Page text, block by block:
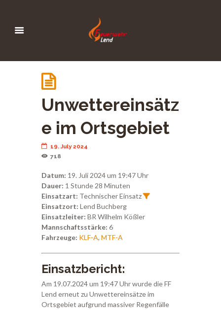
Unwettereinsätz
e im Ortsgebiet
19. July 2024
718
Datum: 19. Juli 2024 um 19:47 Uhr
Dauer: 1 Stunde 28 Minuten
Einsatzart: Technischer Einsatz
Einsatzort: Lend Buchberg
Einsatzleiter: BR Wilhelm Kößler
Mannschaftsstärke: 6
Fahrzeuge: KLF-A, MTF-A
Einsatzbericht:
Am 19.07.2024 um 19:47 Uhr wurde die FF
Lend erneut zu Unwettereinsätze im
Ortsgebiet aufgrund massiver Regenfälle